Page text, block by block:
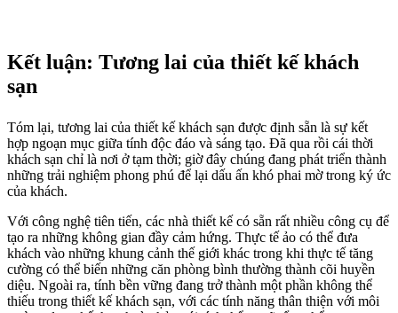
Kết luận: Tương lai của thiết kế khách
sạn
Tóm lại, tương lai của thiết kế khách sạn được định sẵn là sự kết
hợp ngoạn mục giữa tính độc đáo và sáng tạo. Đã qua rồi cái thời
khách sạn chỉ là nơi ở tạm thời; giờ đây chúng đang phát triển thành
những trải nghiệm phong phú để lại dấu ấn khó phai mờ trong ký ức
của khách.
Với công nghệ tiên tiến, các nhà thiết kế có sẵn rất nhiều công cụ để
tạo ra những không gian đầy cảm hứng. Thực tế ảo có thể đưa
khách vào những khung cảnh thế giới khác trong khi thực tế tăng
cường có thể biến những căn phòng bình thường thành cõi huyền
diệu. Ngoài ra, tính bền vững đang trở thành một phần không thể
thiếu trong thiết kế khách sạn, với các tính năng thân thiện với môi